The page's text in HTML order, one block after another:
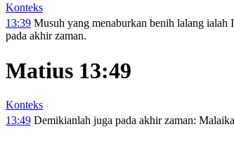
Konteks
13:39 Musuh yang menaburkan benih lalang ialah
pada akhir zaman.
Matius 13:49
Konteks
13:49 Demikianlah juga pada akhir zaman: